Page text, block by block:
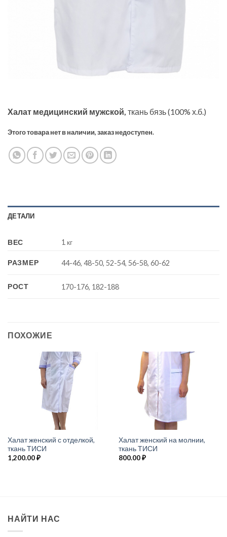
Халат медицинский мужской, ткань бязь (100% х.б.)
Этого товара нет в наличии, заказ недоступен.
ДЕТАЛИ
ВЕС 1 кг
РАЗМЕР 44-46, 48-50, 52-54, 56-58, 60-62
РОСТ 170-176, 182-188
ПОХОЖИЕ
Халат женский с отделкой,
ткань ТИСИ
1,200.00₽
Халат женский на молнии,
ткань ТИСИ
800.00₽
НАЙТИ НАС